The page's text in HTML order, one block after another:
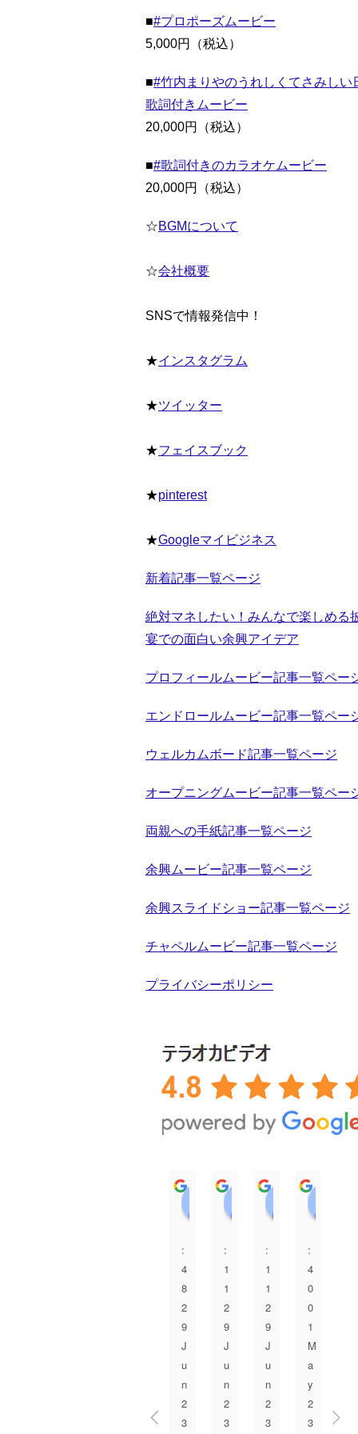
■#プロポーズムービー
5,000円（税込）
■#竹内まりやのうれしくてさみしい
歌詞付きムービー
20,000円（税込）
■#歌詞付きのカラオケムービー
20,000円（税込）
☆BGMについて
☆会社概要
SNSで情報発信中！
★インスタグラム
★ツイッター
★フェイスブック
★pinterest
★Googleマイビジネス
新着記事一覧ページ
絶対マネしたい！みんなで楽しめる
宴での面白い余興アイデア
プロフィールムービー記事一覧ペー
エンドロールムービー記事一覧ペー
ウェルカムボード記事一覧ページ
オープニングムービー記事一覧ペー
両親への手紙記事一覧ページ
余興ムービー記事一覧ページ
余興スライドショー記事一覧ページ
チャペルムービー記事一覧ページ
プライバシーポリシー
A. I
1
:
4
8
2
9
J
u
n
2
3
永田美弥
0
:
1
1
2
9
J
u
n
2
3
上田加織
0
:
1
1
2
9
J
u
n
2
3
:
4
0
0
1
M
a
y
2
3